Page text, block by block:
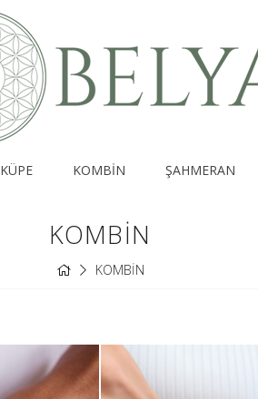
KÜPE KOMBİN ŞAHMERAN
KOMBİN
KOMBİN